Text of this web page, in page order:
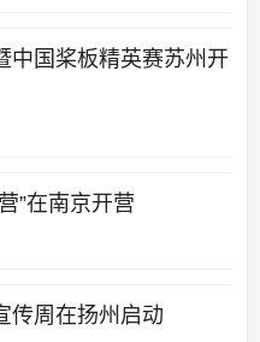
中国桨板精英赛苏州开
”在南京开营
传周在扬州启动